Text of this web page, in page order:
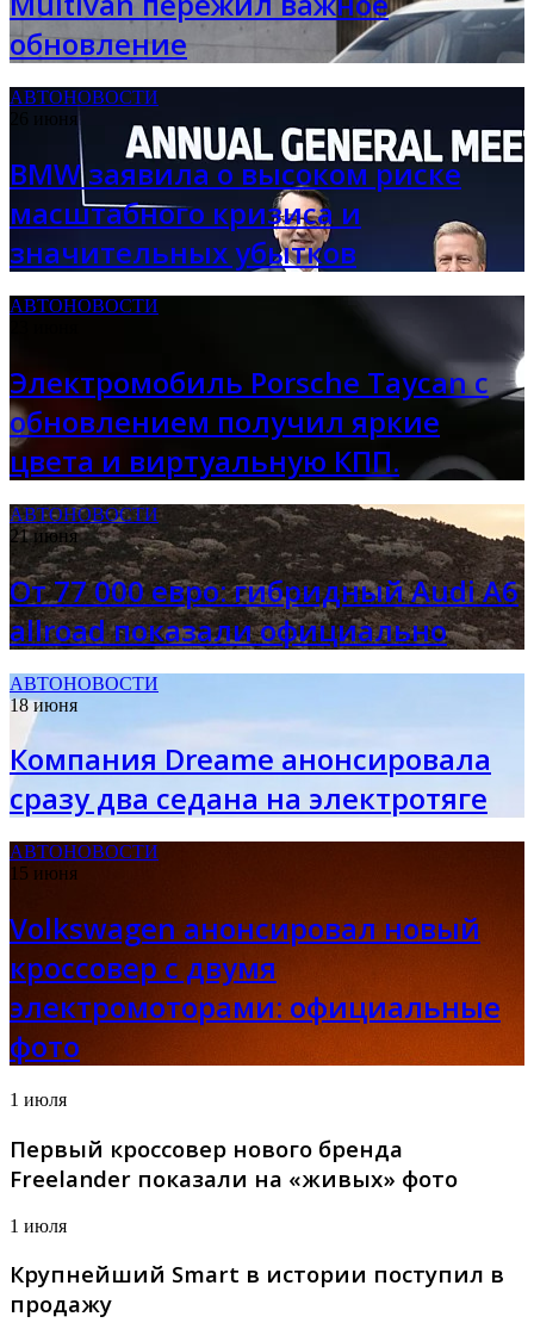
обновление
АВТОНОВОСТИ
26 июня
BMW заявила о высоком риске
масштабного кризиса и
значительных убытков
АВТОНОВОСТИ
Электромобиль Porsche Taycan с
обновлением получил яркие
цвета и виртуальную КПП.
АВТОНОВОСТИ
21 июня
От 77 000 евро: гибридный Audi A6
allroad показали официально
АВТОНОВОСТИ
18 июня
Компания Dreame анонсировала
сразу два седана на электротяге
АВТОНОВОСТИ
15 июня
Volkswagen анонсировал новый
кроссовер с двумя
электромоторами: официальные
фото
1 июля
Первый кроссовер нового бренда
Freelander показали на «живых» фото
1 июля
Крупнейший Smart в истории поступил в
продажу